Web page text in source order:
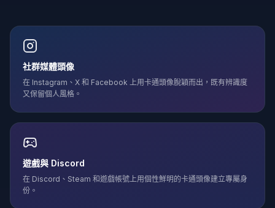
社群媒體頭像
在 Instagram、X 和 Facebook 上用卡通頭像脫穎而出，既有辨識度
又保留個人風格。
遊戲與 Discord
在 Discord、Steam 和遊戲帳號上用個性鮮明的卡通頭像建立專屬身
份。